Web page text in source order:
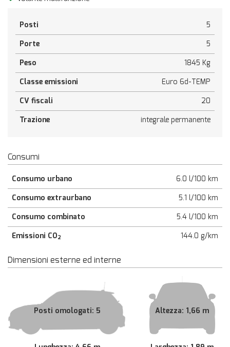
Posti
5
Porte
5
Peso
1845 Kg
Classe emissioni
Euro 6d-TEMP
CV fiscali
20
Trazione
integrale permanente
Consumi
Consumo urbano
6.0 l/100 km
Consumo extraurbano
5.1 l/100 km
Consumo combinato
5.4 l/100 km
Emissioni CO2 144.0 g/km
Dimensioni esterne ed interne
Posti omologati: 5 Altezza: 1,66 m